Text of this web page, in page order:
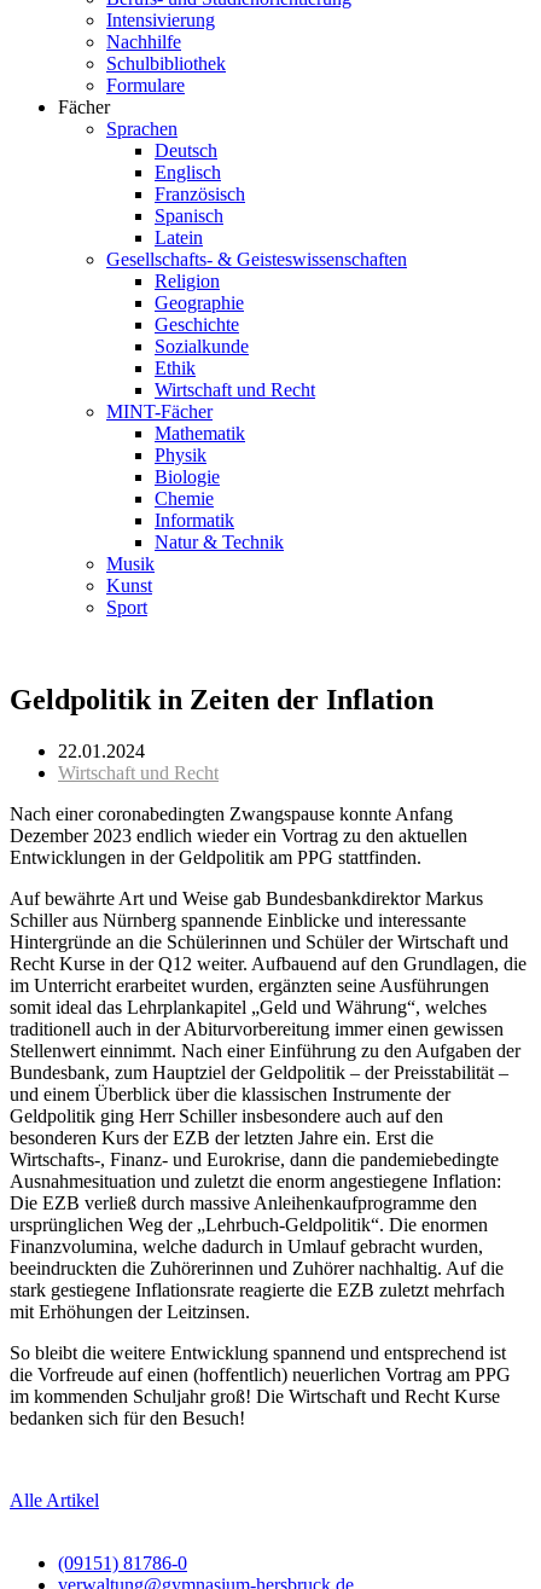
Intensivierung
Nachhilfe
Schulbibliothek
Formulare
Fächer
Sprachen
Deutsch
Englisch
Französisch
Spanisch
Latein
Gesellschafts- & Geisteswissenschaften
Religion
Geographie
Geschichte
Sozialkunde
Ethik
Wirtschaft und Recht
MINT-Fächer
Mathematik
Physik
Biologie
Chemie
Informatik
Natur & Technik
Musik
Kunst
Sport
Geldpolitik in Zeiten der Inflation
22.01.2024
Wirtschaft und Recht
Nach einer coronabedingten Zwangspause konnte Anfang
Dezember 2023 endlich wieder ein Vortrag zu den aktuellen
Entwicklungen in der Geldpolitik am PPG stattfinden.
Auf bewährte Art und Weise gab Bundesbankdirektor Markus
Schiller aus Nürnberg spannende Einblicke und interessante
Hintergründe an die Schülerinnen und Schüler der Wirtschaft und
Recht Kurse in der Q12 weiter. Aufbauend auf den Grundlagen, die
im Unterricht erarbeitet wurden, ergänzten seine Ausführungen
somit ideal das Lehrplankapitel „Geld und Währung“, welches
traditionell auch in der Abiturvorbereitung immer einen gewissen
Stellenwert einnimmt. Nach einer Einführung zu den Aufgaben der
Bundesbank, zum Hauptziel der Geldpolitik – der Preisstabilität –
und einem Überblick über die klassischen Instrumente der
Geldpolitik ging Herr Schiller insbesondere auch auf den
besonderen Kurs der EZB der letzten Jahre ein. Erst die
Wirtschafts-, Finanz- und Eurokrise, dann die pandemiebedingte
Ausnahmesituation und zuletzt die enorm angestiegene Inflation:
Die EZB verließ durch massive Anleihenkaufprogramme den
ursprünglichen Weg der „Lehrbuch-Geldpolitik“. Die enormen
Finanzvolumina, welche dadurch in Umlauf gebracht wurden,
beeindruckten die Zuhörerinnen und Zuhörer nachhaltig. Auf die
stark gestiegene Inflationsrate reagierte die EZB zuletzt mehrfach
mit Erhöhungen der Leitzinsen.
So bleibt die weitere Entwicklung spannend und entsprechend ist
die Vorfreude auf einen (hoffentlich) neuerlichen Vortrag am PPG
im kommenden Schuljahr groß! Die Wirtschaft und Recht Kurse
bedanken sich für den Besuch!
Alle Artikel
(09151) 81786-0